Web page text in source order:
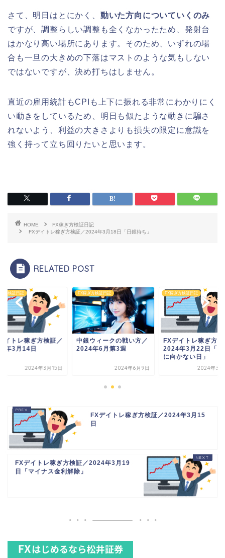
さて、明日はとにかく、 動いた方向についていくのみ
ですが、調整らしい調整も全くなかったため、発射台
はかなり高い場所にあります。そのため、いずれの場
合も一旦の大きめの下落はマストのような気もしない
ではないですが、決め打ちはしません。
直近の雇用統計もCPIも上下に振れる非常にわかりにく
い動きをしているため、明日も似たような動きに騙さ
れないよう、利益の大きさよりも損失の限定に意識を
強く持って立ち回りたいと思います。
HOME
FX稼ぎ方検証日記
FXデイトレ稼ぎ方検証／2024年3月18日「日銀待ち」
RELATED POST
方検証日記
イトレ稼ぎ方検証／
年3月14日
2024年3月15日
FX稼ぎ方検証日記
中銀ウィークの戦い方／
2024年6月第3週
2024年6月9日
FX稼ぎ方検証日記
FXデイトレ稼ぎ方
2024年3月22日「ス
に向かない日」
2024年3
FXデイトレ稼ぎ方検証／2024年3月15
日
FXデイトレ稼ぎ方検証／2024年3月19
日「マイナス金利解除」